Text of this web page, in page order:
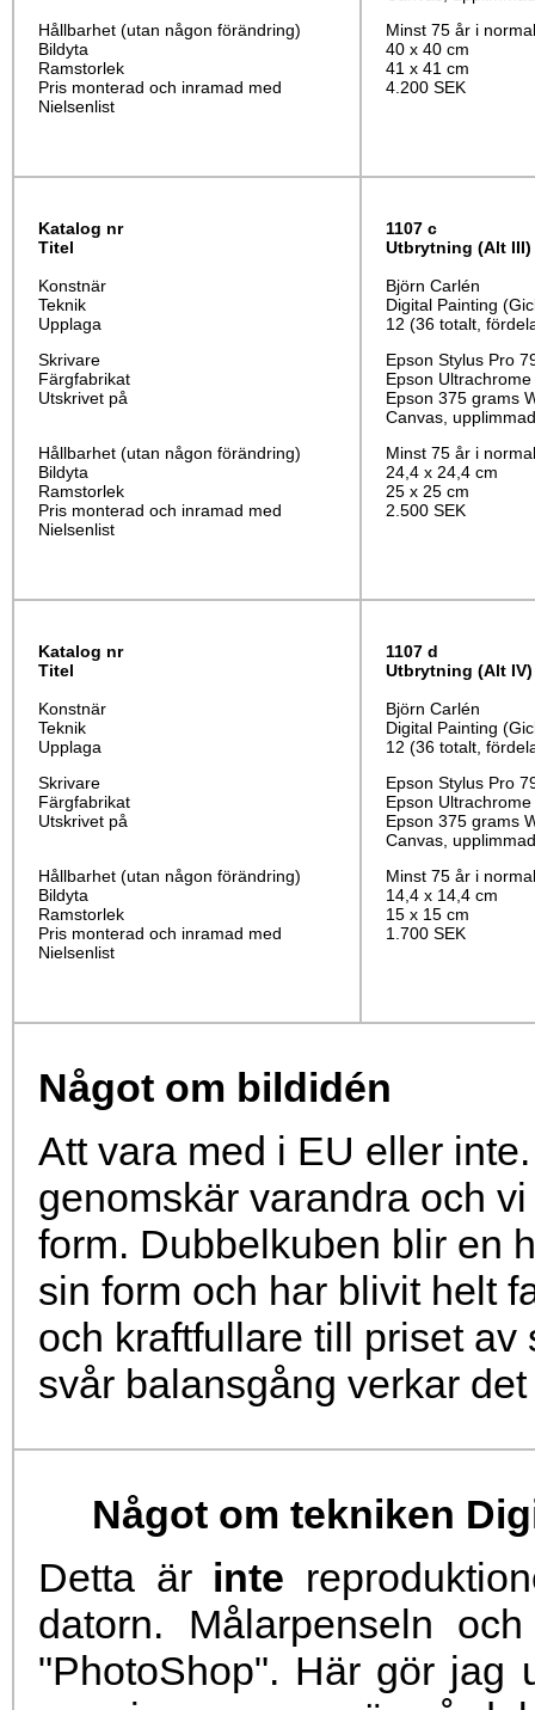
Hållbarhet (utan någon förändring)
Bildyta
Ramstorlek
Pris monterad och inramad med
Nielsenlist
Minst 75 år i
40 x 40 cm
41 x 41 cm
4.200 SEK
Katalog nr
Titel
Konstnär
Teknik
Upplaga
Skrivare
Färgfabrikat
Utskrivet på
Hållbarhet (utan någon förändring)
Bildyta
Ramstorlek
Pris monterad och inramad med
Nielsenlist
1107 c
Utbrytning (Alt III)
Björn Carlén
Digital Painting
12 (36 totalt,
Epson Stylus Pro
Epson
Epson 375 grams
Canvas,
Minst 75 år i
24,4 x 24,4 cm
25 x 25 cm
2.500 SEK
Katalog nr
Titel
Konstnär
Teknik
Upplaga
Skrivare
Färgfabrikat
Utskrivet på
Hållbarhet (utan någon förändring)
Bildyta
Ramstorlek
Pris monterad och inramad med
Nielsenlist
1107 d
Utbrytning (Alt IV)
Björn Carlén
Digital Painting
12 (36 totalt,
Epson Stylus Pro
Epson
Epson 375 grams
Canvas,
Minst 75 år i
14,4 x 14,4 cm
15 x 15 cm
1.700 SEK
Något om bildidén
Att vara med i EU eller
genomskär varandra och
form. Dubbelkuben blir en
sin form och har blivit helt
och kraftfullare till priset
svår balansgång verkar
Något om tekniken
Detta är inte
datorn. Målarpenseln
"PhotoShop". Här gör jag